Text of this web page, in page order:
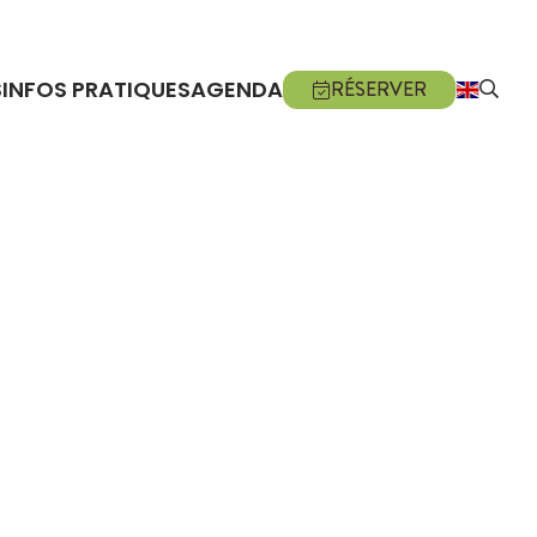
INFOS PRATIQUESAGENDA RÉSERVER